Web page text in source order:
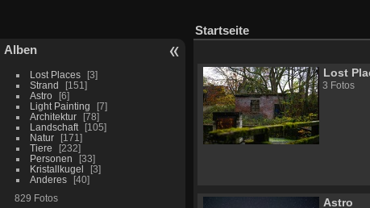
Alben
Lost Places
3
Strand
151
Astro
6
Light Painting
7
Architektur
78
Landschaft
105
Natur
171
Tiere
232
Personen
33
Kristallkugel
3
Anderes
40
829 Fotos
Startseite
Lost
3 Fotos
Astro